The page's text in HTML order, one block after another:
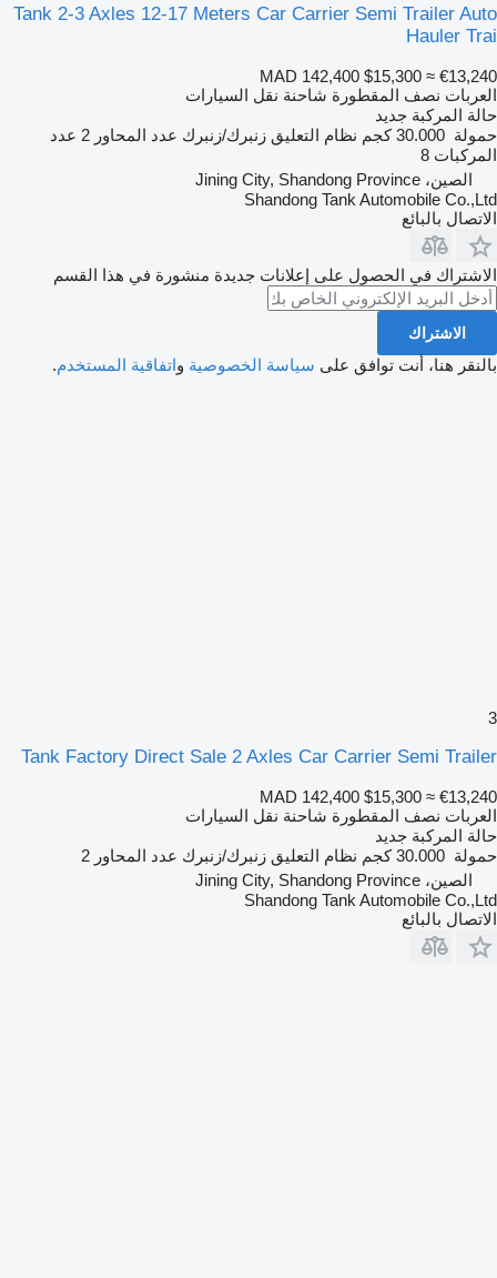
Tank 2-3 Axles 12-17 Meters Car Carrier Semi Trailer Auto
Hauler Trai
MAD 142,400 $15,300 ≈ €13,240
العربات نصف المقطورة شاحنة نقل السيارات
حالة المركبة جديد
حمولة 30.000 كجم نظام التعليق زنبرك/زنبرك عدد المحاور 2 عدد
المركبات 8
الصين، Jining City, Shandong Province
Shandong Tank Automobile Co.,Ltd
الاتصال بالبائع
الاشتراك في الحصول على إعلانات جديدة منشورة في هذا القسم
الاشتراك
بالنقر هنا، أنت توافق على سياسة الخصوصية واتفاقية المستخدم.
3
Tank Factory Direct Sale 2 Axles Car Carrier Semi Trailer
MAD 142,400 $15,300 ≈ €13,240
العربات نصف المقطورة شاحنة نقل السيارات
حالة المركبة جديد
حمولة 30.000 كجم نظام التعليق زنبرك/زنبرك عدد المحاور 2
الصين، Jining City, Shandong Province
Shandong Tank Automobile Co.,Ltd
الاتصال بالبائع